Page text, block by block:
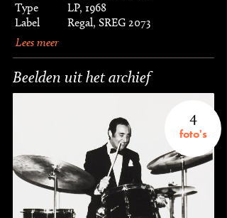
Type
LP, 1968
Label
Regal, SREG 2073
Lees meer
Beelden uit het archief
4
foto's